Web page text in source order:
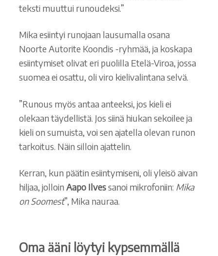
teksti muuttui runoudeksi.”
Mika esiintyi runojaan lausumalla osana
Noorte Autorite Koondis -ryhmää, ja koskapa
esiintymiset olivat eri puolilla Etelä-Viroa, jossa
suomea ei osattu, oli viro kielivalintana selvä.
”Runous myös antaa anteeksi, jos kieli ei
olekaan täydellistä. Jos siinä hiukan sekoilee ja
kieli on sumuista, voi sen ajatella olevan runon
tarkoitus. Näin silloin ajattelin.
Kerran, kun päätin esiintymiseni, oli yleisö aivan
hiljaa, jolloinAapo Ilvessanoi mikrofoniin: Mika
on Soomest”, Mika nauraa.
Oma ääni löytyi kypsemmällä